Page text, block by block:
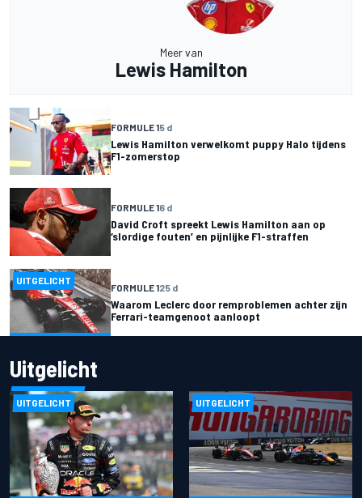
Meer van
Lewis Hamilton
FORMULE 15 d
Lewis Hamilton verwelkomt puppy Halo tijdens
F1-zomerstop
FORMULE 16 d
David Croft spreekt Lewis Hamilton aan op
‘slordige fouten’ en pijnlijke F1-straffen
UITGELICHT
FORMULE 125 d
Waarom Leclerc door remproblemen achter zijn
Ferrari-teamgenoot aanloopt
Uitgelicht
UITGELICHT UITGELICHT